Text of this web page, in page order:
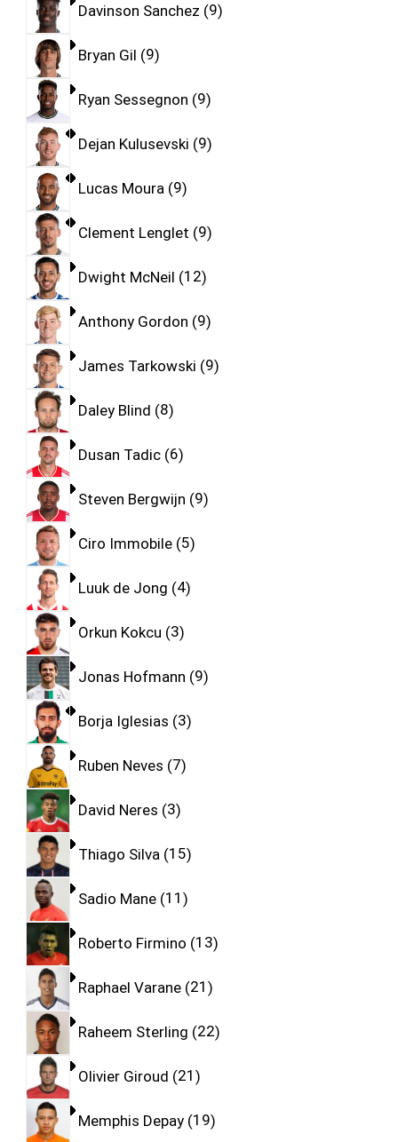
Davinson Sanchez 9
Bryan Gil 9
Ryan Sessegnon 9
Dejan Kulusevski 9
Lucas Moura 9
Clement Lenglet 9
Dwight McNeil 12
Anthony Gordon 9
James Tarkowski 9
Daley Blind 8
Dusan Tadic 6
Steven Bergwijn 9
Ciro Immobile 5
Luuk de Jong 4
Orkun Kokcu 3
Jonas Hofmann 9
Borja Iglesias 3
Ruben Neves 7
David Neres 3
Thiago Silva 15
Sadio Mane 11
Roberto Firmino 13
Raphael Varane 21
Raheem Sterling 22
Olivier Giroud 21
Memphis Depay 19